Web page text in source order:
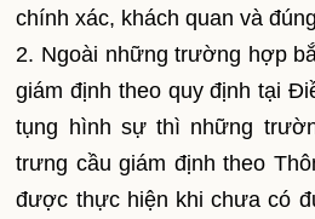
chính xác, khách quan và
2. Ngoài những trường hợp
giám định theo quy định tại
tụng hình sự thì những
trưng cầu giám định theo
được thực hiện khi chưa có